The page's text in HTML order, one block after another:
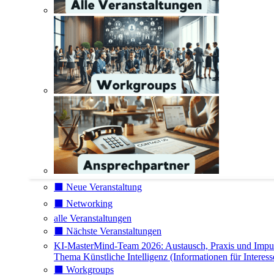
⬛️ Neue Veranstaltung
⬛️ Networking
alle Veranstaltungen
⬛️ Nächste Veranstaltungen
KI-MasterMind-Team 2026: Austausch, Praxis und
Thema Künstliche Intelligenz (Informationen für
⬛️ Workgroups